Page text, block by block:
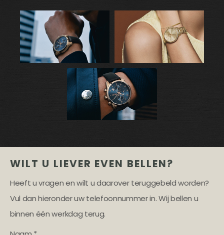
WILT U LIEVER EVEN BELLEN?
Heeft u vragen en wilt u daarover teruggebeld worden?
Vul dan hieronder uw telefoonnummer in. Wij bellen u
binnen één werkdag terug.